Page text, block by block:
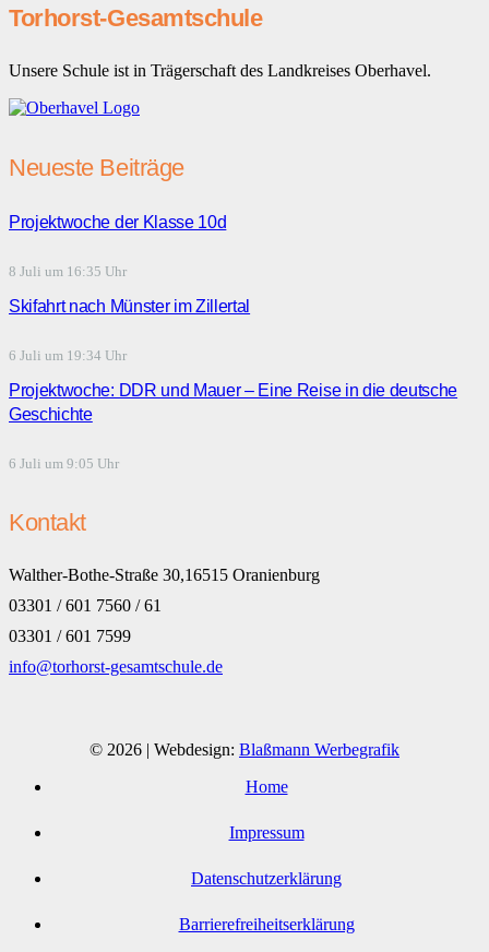
Torhorst-Gesamtschule
Unsere Schule ist in Trägerschaft des Landkreises Oberhavel.
Neueste Beiträge
Projektwoche der Klasse 10d
8 Juli um 16:35 Uhr
Skifahrt nach Münster im Zillertal
6 Juli um 19:34 Uhr
Projektwoche: DDR und Mauer – Eine Reise in die deutsche
Geschichte
6 Juli um 9:05 Uhr
Kontakt
Walther-Bothe-Straße 30,16515 Oranienburg
03301 / 601 7560 / 61
03301 / 601 7599
info@torhorst-gesamtschule.de
© 2026 | Webdesign: Blaßmann Werbegrafik
Home
Impressum
Datenschutzerklärung
Barrierefreiheitserklärung